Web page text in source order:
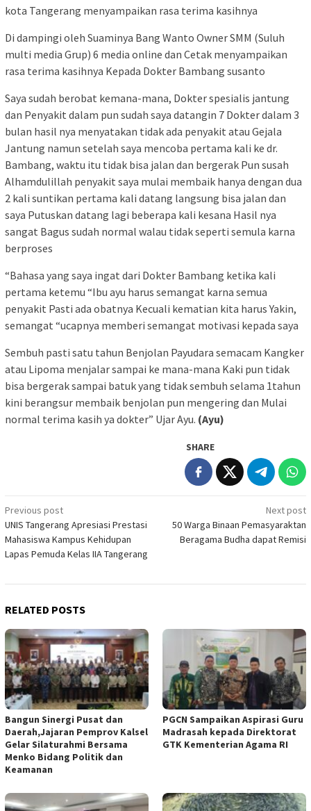
kota Tangerang menyampaikan rasa terima kasihnya
Di dampingi oleh Suaminya Bang Wanto Owner SMM (Suluh
multi media Grup) 6 media online dan Cetak menyampaikan
rasa terima kasihnya Kepada Dokter Bambang susanto
Saya sudah berobat kemana-mana, Dokter spesialis jantung
dan Penyakit dalam pun sudah saya datangin 7 Dokter dalam 3
bulan hasil nya menyatakan tidak ada penyakit atau Gejala
Jantung namun setelah saya mencoba pertama kali ke dr.
Bambang, waktu itu tidak bisa jalan dan bergerak Pun susah
Alhamdulillah penyakit saya mulai membaik hanya dengan dua
2 kali suntikan pertama kali datang langsung bisa jalan dan
saya Putuskan datang lagi beberapa kali kesana Hasil nya
sangat Bagus sudah normal walau tidak seperti semula karna
berproses
“Bahasa yang saya ingat dari Dokter Bambang ketika kali
pertama ketemu “Ibu ayu harus semangat karna semua
penyakit Pasti ada obatnya Kecuali kematian kita harus Yakin,
semangat “ucapnya memberi semangat motivasi kepada saya
Sembuh pasti satu tahun Benjolan Payudara semacam Kangker
atau Lipoma menjalar sampai ke mana-mana Kaki pun tidak
bisa bergerak sampai batuk yang tidak sembuh selama 1tahun
kini berangsur membaik benjolan pun mengering dan Mulai
normal terima kasih ya dokter” Ujar Ayu. (Ayu)
SHARE
Post
navigation
Previous post
UNIS Tangerang Apresiasi Prestasi
Mahasiswa Kampus Kehidupan
Lapas Pemuda Kelas IIA Tangerang
Next post
50 Warga Binaan Pemasyaraktan
Beragama Budha dapat Remisi
RELATED POSTS
Bangun Sinergi Pusat dan
Daerah,Jajaran Pemprov Kalsel
Gelar Silaturahmi Bersama
Menko Bidang Politik dan
Keamanan
PGCN Sampaikan Aspirasi Guru
Madrasah kepada Direktorat
GTK Kementerian Agama RI